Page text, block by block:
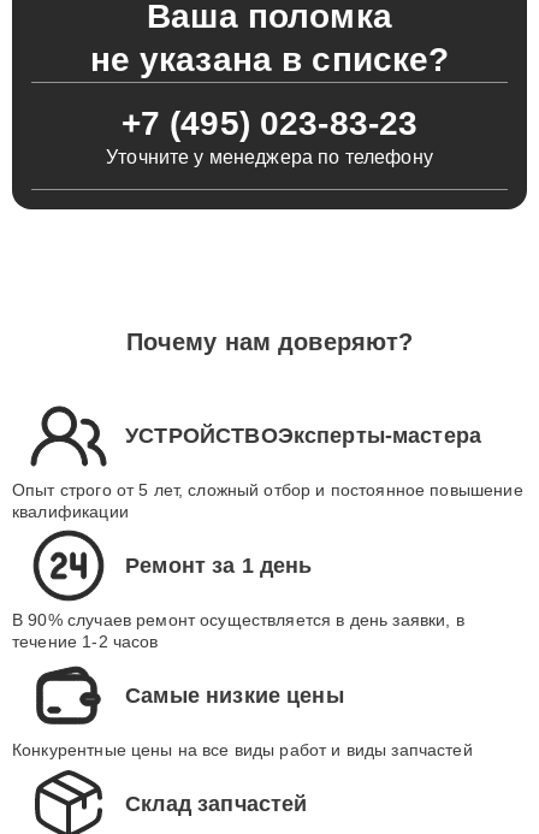
Ваша поломка
не указана в списке?
+7 (495) 023-83-23
Уточните у менеджера по телефону
Почему нам доверяют?
УСТРОЙСТВОЭксперты-мастера
Опыт строго от 5 лет, сложный отбор и постоянное повышение
квалификации
Ремонт за 1 день
В 90% случаев ремонт осуществляется в день заявки, в
течение 1-2 часов
Самые низкие цены
Конкурентные цены на все виды работ и виды запчастей
Склад запчастей